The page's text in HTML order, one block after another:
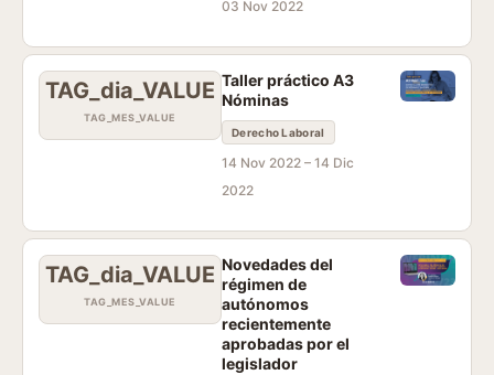
03 Nov 2022
TAG_dia_VALUE
TAG_MES_VALUE
Taller práctico A3
Nóminas
Derecho Laboral
14 Nov 2022 – 14 Dic
2022
TAG_dia_VALUE
TAG_MES_VALUE
Novedades del
régimen de
autónomos
recientemente
aprobadas por el
legislador